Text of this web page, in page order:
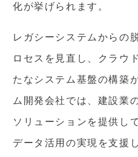
化が挙げられます。
レガシーシステムからの
ロセスを見直し、クラウ
たなシステム基盤の構築
ム開発会社では、建設業
ソリューションを提供し
データ活用の実現を支援